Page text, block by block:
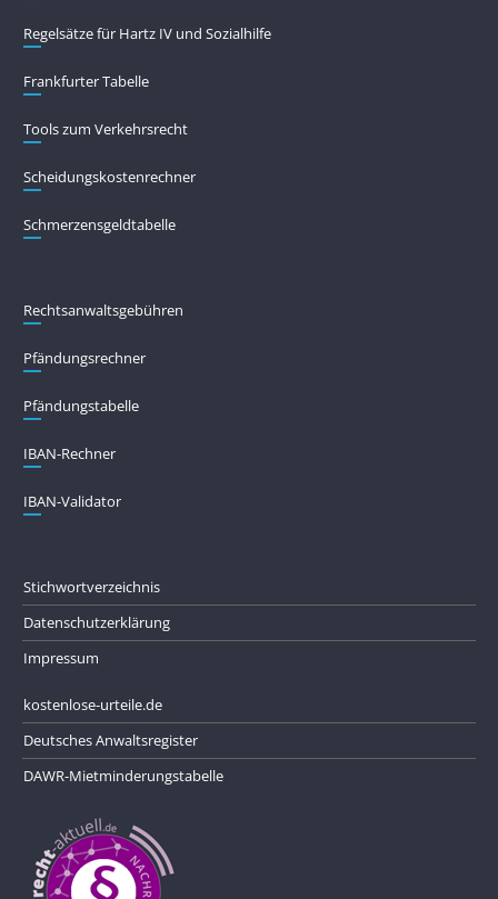
Regelsätze für Hartz IV und Sozialhilfe
Frankfurter Tabelle
Tools zum Verkehrsrecht
Scheidungskostenrechner
Schmerzensgeldtabelle
Rechtsanwaltsgebühren
Pfändungs­rechner
Pfändungs­tabelle
IBAN-Rechner
IBAN-Validator
Stichwortverzeichnis
Datenschutzerklärung
Impressum
kostenlose-urteile.de
Deutsches Anwaltsregister
DAWR-Mietminderungstabelle